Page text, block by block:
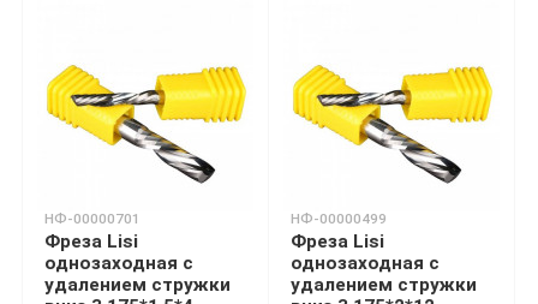
НФ-00000701
Фреза Lisi
однозаходная с
удалением стружки
НФ-00000499
Фреза Lisi
однозаходная с
удалением стружки